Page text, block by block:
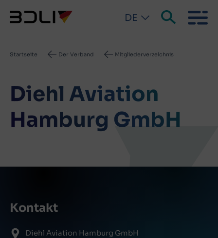
DE
Pfadnavigation
Startseite Der Verband Mitgliederverzeichnis
Diehl Aviation
Hamburg GmbH
Kontakt
Diehl Aviation Hamburg GmbH